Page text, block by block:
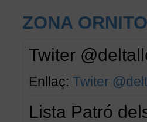
ZONA
Twiter
Enllaç: Twiter
Lista Patró